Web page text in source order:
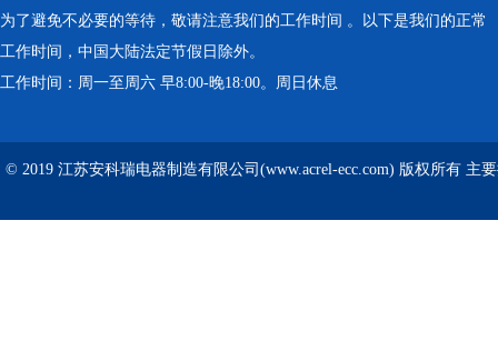
为了避免不必要的等待，敬请注意我们的工作时间 。以下是我们的正常
工作时间，中国大陆法定节假日除外。
工作时间：周一至周六 早8:00-晚18:00。周日休息
© 2019 江苏安科瑞电器制造有限公司(www.acrel-ecc.com) 版权所有 主